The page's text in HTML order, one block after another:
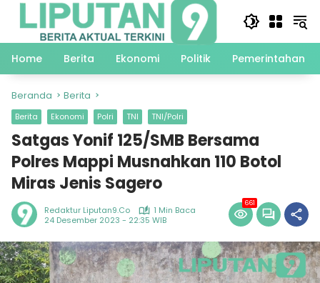
Langsung
Home
Berita Ekonomi Politik Pemerintahan
Beranda Berita
Berita Ekonomi Polri TNI TNI/Polri
Satgas Yonif 125/SMB Bersama
Polres Mappi Musnahkan 110 Botol
Miras Jenis Sagero
Redaktur Liputan9.co
1 Min Baca
24 Desember 2023 - 22:35 WIB
661